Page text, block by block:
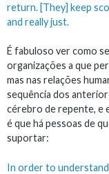
return. [They] keep
and really just.
É fabuloso ver como
organizações a que
mas nas relações
sequência dos
cérebro de repente, e
é que há pessoas de
suportar:
In order to